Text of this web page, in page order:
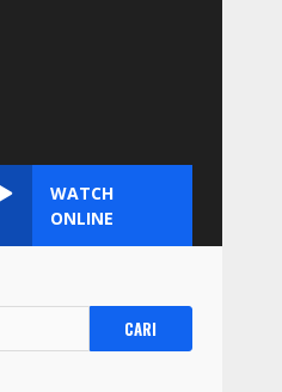
WATCH
ONLINE